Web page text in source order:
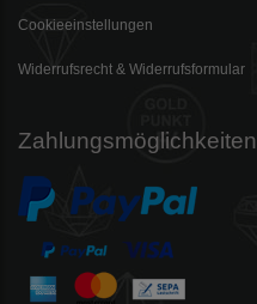
Cookieeinstellungen
Widerrufsrecht & Widerrufsformular
Zahlungsmöglichkeiten